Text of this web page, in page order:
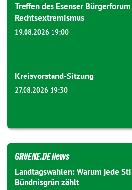
Treffen des Esenser
Rechtsextremismus
19.08.2026 19:00
Kreisvorstand-Sitzung
27.08.2026 19:30
GRUENE.DE News
Landtagswahlen: Warum jede
Bündnisgrün zählt